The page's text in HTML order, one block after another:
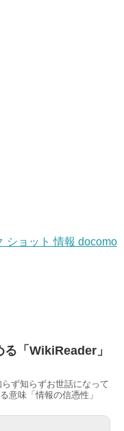
ショット 情報 docomo
「WikiReader」
ず知らずお世話になって
意味「情報の信憑性」